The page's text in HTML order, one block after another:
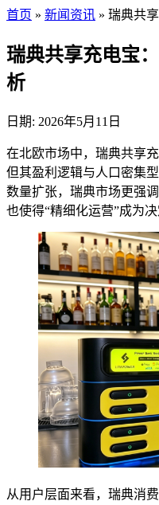
首页 » 新闻资讯 » 瑞典共
瑞典共享充电宝
析
日期: 2026年5月11日
在北欧市场中，瑞典共享
但其盈利逻辑与人口密集
数量扩张，瑞典市场更强
也使得“精细化运营”成为
从用户层面来看，瑞典消